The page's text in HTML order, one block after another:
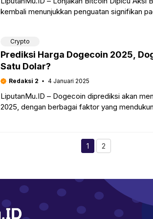
kembali menunjukkan penguatan signifikan
Crypto
Prediksi Harga Dogecoin 2025,
Satu Dolar?
Redaksi 2 4 Januari 2025
LiputanMu.ID – Dogecoin diprediksi akan
2025, dengan berbagai faktor yang
Halaman
1 2